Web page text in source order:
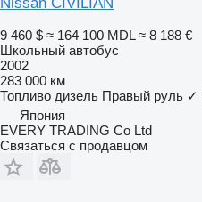
9 460 $ ≈ 164 100 MDL ≈ 8 188 €
Школьный автобус
2002
283 000 км
Топливо дизель Правый руль ✓
Япония
EVERY TRADING Co Ltd
Связаться с продавцом